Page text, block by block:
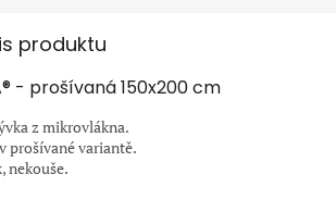
produktu
- prošívaná 150x200 cm
z mikrovlákna.
prošívané variantě.
nekouše.